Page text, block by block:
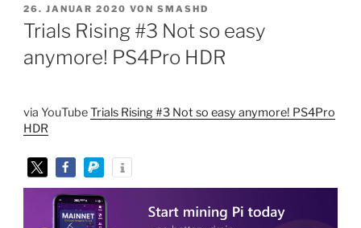
VERÖFFENTLICHT
26. JANUAR 2020 VON SMASHD
Trials Rising #3 Not so easy
anymore! PS4Pro HDR
Klicke hier, um Marketing-Cookies zu
aktivieren
via YouTubeTrials Rising #3 Not so easy anymore! PS4Pro
HDR